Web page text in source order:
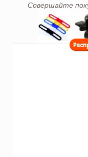
Совершайте